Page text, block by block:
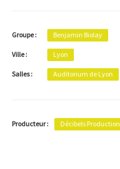
Groupe : Benjamin Biolay
Ville : Lyon
Salles : Auditorium de Lyon
Producteur : Décibels Production